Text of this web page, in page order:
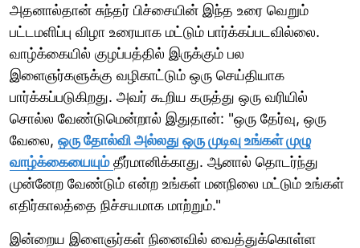
அதனால்தான் சுந்தர் பிச்சையின் இந்த உரை வெறும்
பட்டமளிப்பு விழா உரையாக மட்டும் பார்க்கப்படவில்லை.
வாழ்க்கையில் குழப்பத்தில் இருக்கும் பல
இளைஞர்களுக்கு வழிகாட்டும் ஒரு செய்தியாக
பார்க்கப்படுகிறது. அவர் கூறிய கருத்து ஒரு வரியில்
சொல்ல வேண்டுமென்றால் இதுதான்: "ஒரு தேர்வு, ஒரு
வேலை, ஒரு தோல்வி அல்லது ஒரு முடிவு உங்கள் முழு
வாழ்க்கையையும் தீர்மானிக்காது. ஆனால் தொடர்ந்து
முன்னேற வேண்டும் என்ற உங்கள் மனநிலை மட்டும் உங்கள்
எதிர்காலத்தை நிச்சயமாக மாற்றும்."
இன்றைய இளைஞர்கள் நினைவில் வைத்துக்கொள்ள